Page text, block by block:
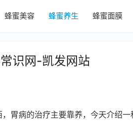
蜂蜜美容 蜂蜜养生 蜂蜜面膜
识网-凯发网站
胃病的治疗主要靠养，今天介绍